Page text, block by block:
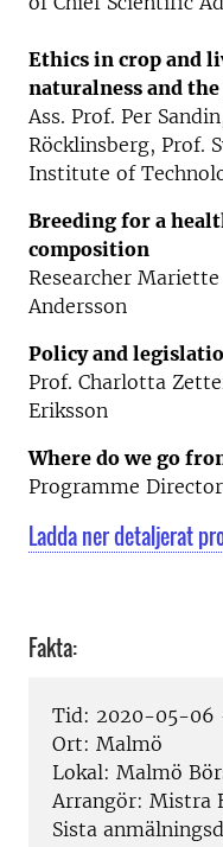
Ethics in crop and
naturalness and
Ass. Prof. Per
Röcklinsberg, Prof.
Institute of
Breeding for a
composition
Researcher
Andersson
Policy and
Prof. Charlotta
Eriksson
Where do we go
Programme
Ladda ner detaljerat
Fakta:
Tid: 2020-05-06
Ort: Malmö
Lokal: Malmö
Arrangör: Mistra
Sista